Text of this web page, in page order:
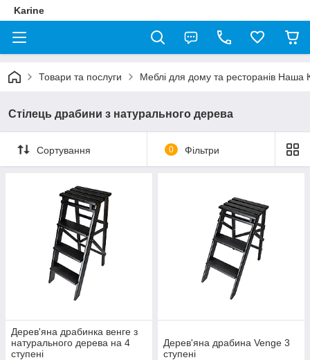
Karine
Товари та послуги Меблі для дому та ресторанів Наша
Стілець драбини з натурального дерева
Сортування 0 Фільтри
Дерев'яна драбинка венге з
натурального дерева на 4
ступені
Дерев'яна драбина Venge 3
ступені